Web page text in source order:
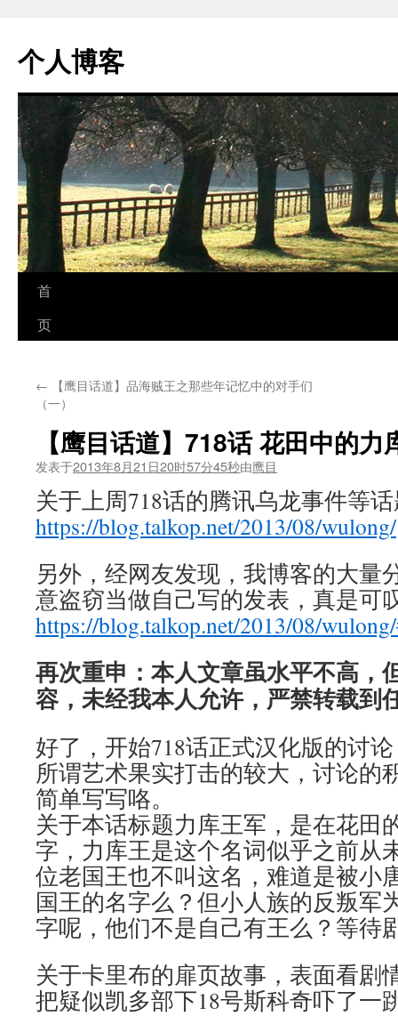
个人博客
跳
至
文
首
页
← 【鹰目话道】品海贼王之那些年记忆中的对手们
（一）
【鹰目话道】718话 花田中的力
发表于2013年8月21日20时57分45秒由鹰目
关于上周718话的腾讯乌龙事件等
https://blog.talkop.net/2013/08/wulong/
另外，经网友发现，我博客的大量
意盗窃当做自己写的发表，真是可
https://blog.talkop.net/2013/08/
再次重申：本人文章虽水平不高，
容，未经我本人允许，严禁转载到
好了，开始718话正式汉化版的讨
所谓艺术果实打击的较大，讨论的
简单写写咯。
关于本话标题力库王军，是在花田
字，力库王是这个名词似乎之前从
位老国王也不叫这名，难道是被小
国王的名字么？但小人族的反叛军
字呢，他们不是自己有王么？等待
关于卡里布的扉页故事，表面看剧
把疑似凯多部下18号斯科奇吓了一